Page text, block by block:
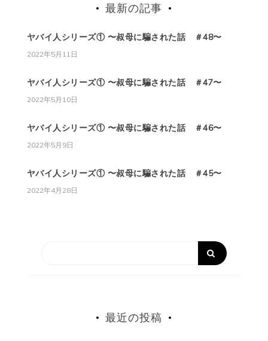
最新の記事
ヤバイ人シリーズ① 〜叔母に騙された話 ＃48〜
2022年5月11日
ヤバイ人シリーズ① 〜叔母に騙された話 ＃47〜
2022年5月10日
ヤバイ人シリーズ① 〜叔母に騙された話 ＃46〜
2022年5月9日
ヤバイ人シリーズ① 〜叔母に騙された話 ＃45〜
2022年4月28日
最近の投稿